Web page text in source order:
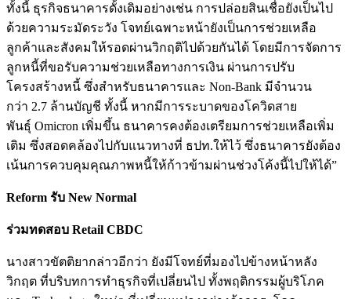
ทั้งนี้ ธุรกิจธนาคารดั้งเดิมอย่างเช่น การปล่อยสินเชื่อยังเป็นไป
ด้วยความระมัดระวัง โจทย์เฉพาะหน้ายังเป็นการช่วยเหลือ
ลูกค้าและสังคมให้รอดผ่านวิกฤติไปด้วยกันได้ โดยมีการจัดการ
ลูกหนี้ที่ขอรับความช่วยเหลือทางการเงิน ผ่านการปรับ
โครงสร้างหนี้ ซึ่งสำหรับธนาคารและ Non-Bank มีจำนวน
กว่า 2.7 ล้านบัญชี ทั้งนี้ หากมีการระบาดของโควิดสาย
พันธุ์ Omicron เพิ่มขึ้น ธนาคารคงต้องเตรียมการช่วยเหลือเพิ่ม
เติม ซึ่งสอดคล้องไปกับแนวทางที่ ธปท.ให้ไว้ ซึ่งธนาคารยังต้อง
เน้นการควบคุมคุณภาพหนี้ให้ก้าวข้ามผ่านช่วงโค้งนี้ไปให้ได้”
Reform รับ New Normal
ร่วมทดสอบ Retail CBDC
นางสาวขัตติยากล่าวอีกว่า ยังมีโจทย์ที่มองไปข้างหน้าหลัง
วิกฤต ที่บริบทการทำธุรกิจที่เปลี่ยนไป ทั้งพฤติกรรมผู้บริโภค